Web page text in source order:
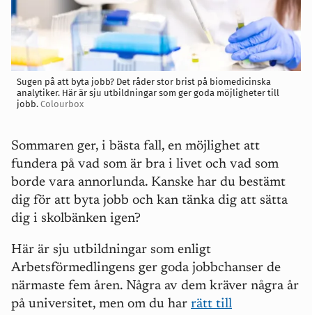
Sugen på att byta jobb? Det råder stor brist på biomedicinska
analytiker. Här är sju utbildningar som ger goda möjligheter till
jobb. Colourbox
Sommaren ger, i bästa fall, en möjlighet att
fundera på vad som är bra i livet och vad som
borde vara annorlunda. Kanske har du bestämt
dig för att byta jobb och kan tänka dig att sätta
dig i skolbänken igen?
Här är sju utbildningar som enligt
Arbetsförmedlingens ger goda jobbchanser de
närmaste fem åren. Några av dem kräver några år
på universitet, men om du har rätt till